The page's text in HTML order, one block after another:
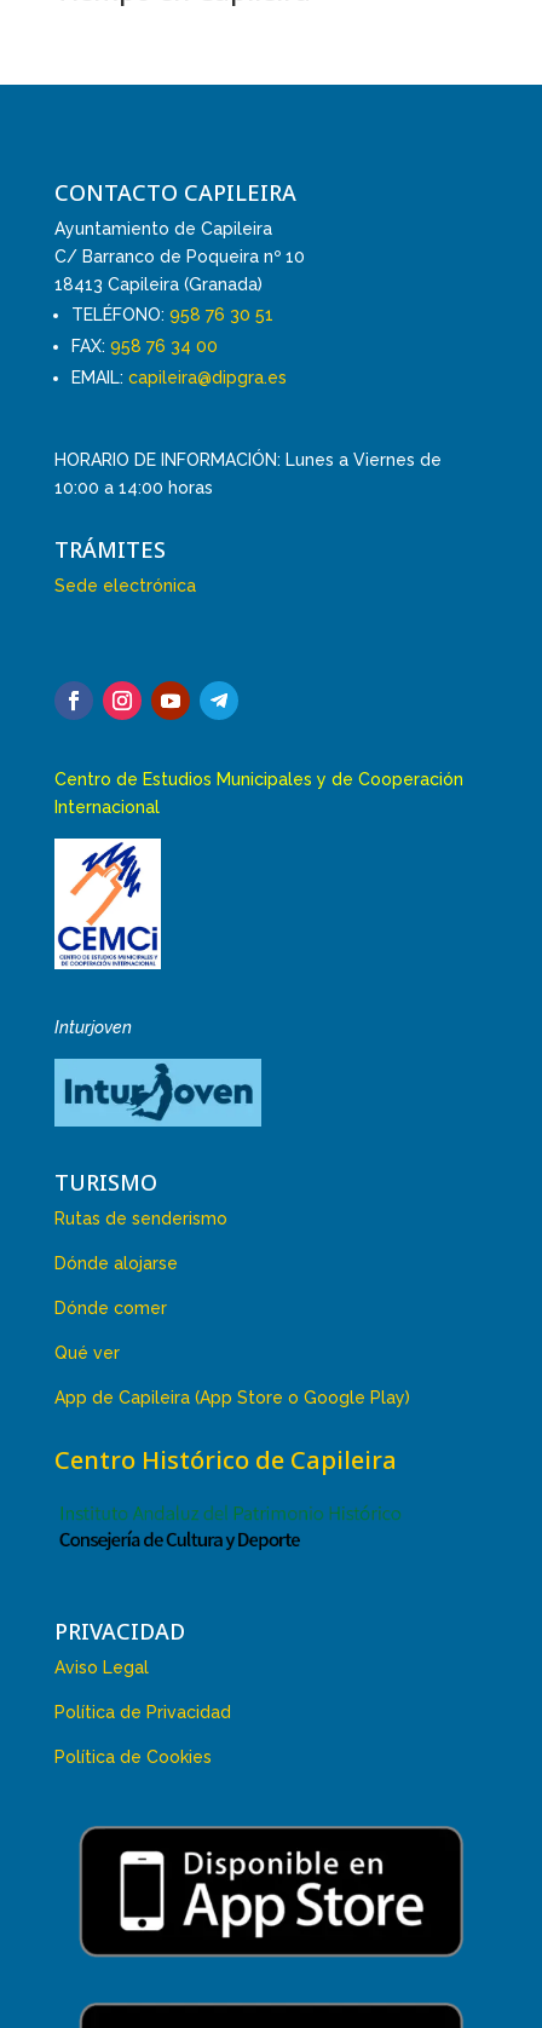
CONTACTO CAPILEIRA
Ayuntamiento de Capileira
C/ Barranco de Poqueira nº 10
18413 Capileira (Granada)
TELÉFONO: 958 76 30 51
FAX: 958 76 34 00
EMAIL: capileira@dipgra.es
HORARIO DE INFORMACIÓN: Lunes a Viernes de
10:00 a 14:00 horas
TRÁMITES
Sede electrónica
Centro de Estudios Municipales y de Cooperación
Internacional
Inturjoven
TURISMO
Rutas de senderismo
Dónde alojarse
Dónde comer
Qué ver
App de Capileira (App Store o Google Play)
Centro Histórico de Capileira
PRIVACIDAD
Aviso Legal
Política de Privacidad
Política de Cookies